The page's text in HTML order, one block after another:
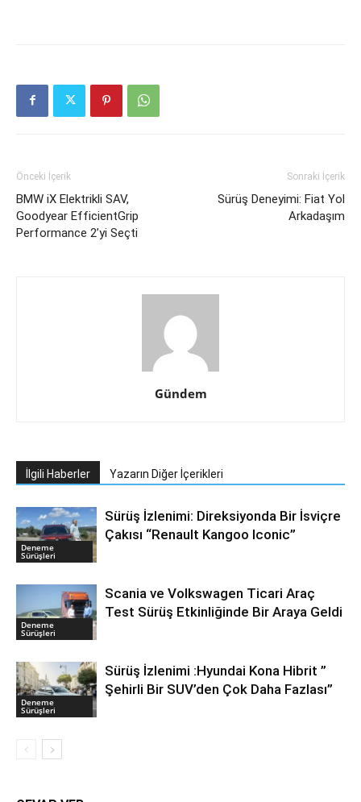
Önceki İçerik
BMW iX Elektrikli SAV,
Goodyear EfficientGrip
Performance 2’yi Seçti
Sonraki İçerik
Sürüş Deneyimi: Fiat Yol
Arkadaşım
Gündem
İlgili Haberler Yazarın Diğer İçerikleri
Deneme
Sürüşleri
Sürüş İzlenimi: Direksiyonda Bir İsviçre
Çakısı “Renault Kangoo Iconic”
Deneme
Sürüşleri
Scania ve Volkswagen Ticari Araç
Test Sürüş Etkinliğinde Bir Araya Geldi
Deneme
Sürüşleri
Sürüş İzlenimi :Hyundai Kona Hibrit ”
Şehirli Bir SUV’den Çok Daha Fazlası”